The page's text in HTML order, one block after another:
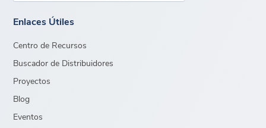
Enlaces Útiles
Centro de Recursos
Buscador de Distribuidores
Proyectos
Blog
Eventos